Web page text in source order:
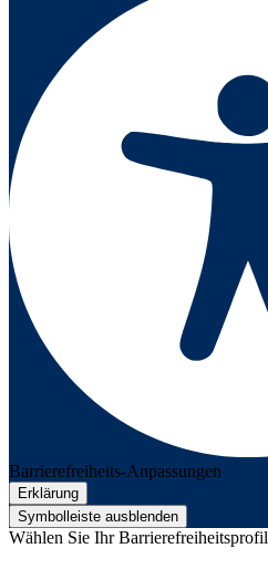
Barrierefreiheits-Anpassungen
Erklärung
Symbolleiste ausblenden
Wählen Sie Ihr Barrierefreiheitsprofil